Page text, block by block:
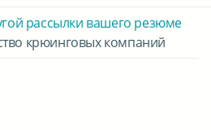
рассылки вашего резюме
крюинговых компаний